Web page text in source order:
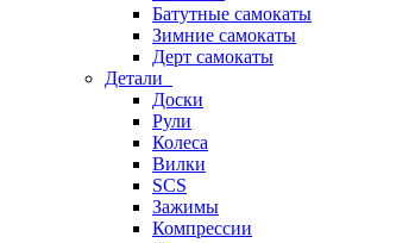
Батутные самокаты
Зимние самокаты
Дерт самокаты
Детали
Доски
Рули
Колеса
Вилки
SCS
Зажимы
Компрессии